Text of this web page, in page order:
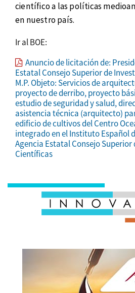
científico a las políticas
en nuestro país.
Ir al BOE:
Anuncio de licitación de:
Estatal Consejo Superior de
M.P. Objeto: Servicios de
proyecto de derribo, proyecto
estudio de seguridad y salud,
asistencia técnica (arquitecto)
edificio de cultivos del Centro
integrado en el Instituto Español
Agencia Estatal Consejo
Científicas